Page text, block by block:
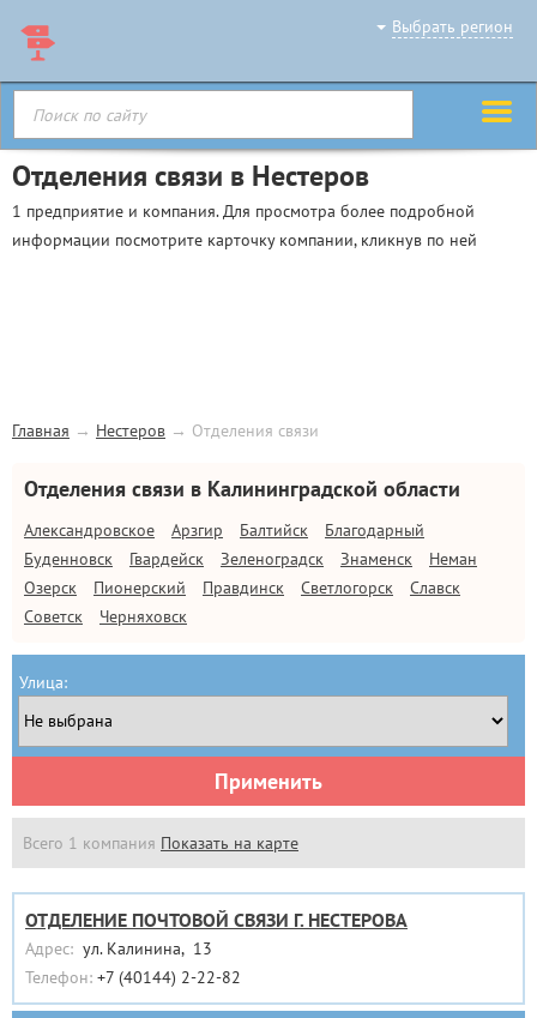
Выбрать регион
Отделения связи в Нестеров
1 предприятие и компания. Для просмотра более подробной
информации посмотрите карточку компании, кликнув по ней
Главная → Нестеров → Отделения связи
Отделения связи в Калининградской области
Александровское Арзгир Балтийск
Благодарный
Буденновск
Гвардейск Зеленоградск Знаменск
Неман
Озерск
Пионерский Правдинск Светлогорск
Славск
Советск
Черняховск
Улица:
Применить
Всего 1 компания Показать на карте
ОТДЕЛЕНИЕ ПОЧТОВОЙ СВЯЗИ Г. НЕСТЕРОВА
Адрес: ул. Калинина, 13
Телефон: +7 (40144) 2-22-82